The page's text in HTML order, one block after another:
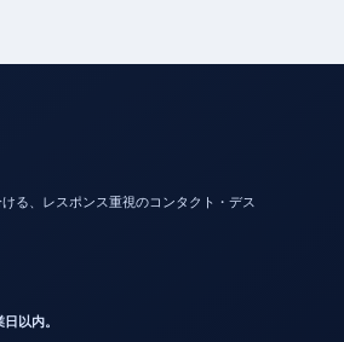
る、レスポンス重視のコンタクト・デス
以内。